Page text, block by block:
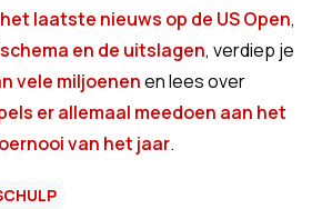
laatste nieuws op de US Open,
en de uitslagen, verdiep je
vele miljoenenen lees over
er allemaal meedoen aan het
van het jaar.